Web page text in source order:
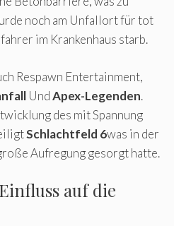
noch am Unfallort für tot
im Krankenhaus starb.
Respawn Entertainment,
UndApex-Legenden.
des mit Spannung
Schlachtfeld 6was in der
Aufregung gesorgt hatte.
auf die